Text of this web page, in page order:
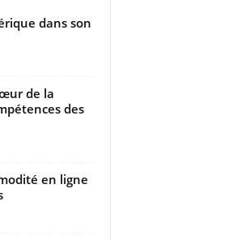
dans son
de la
des
en ligne